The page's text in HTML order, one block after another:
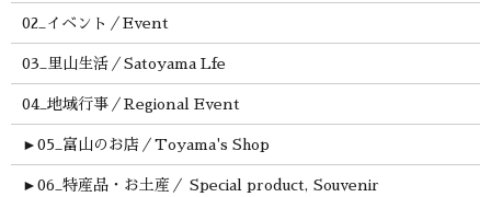
02_イベント／Event
03_里山生活／Satoyama Lfe
04_地域行事／Regional Event
► 05_富山のお店／Toyama's Shop
► 06_特産品・お土産／ Special product, Souvenir